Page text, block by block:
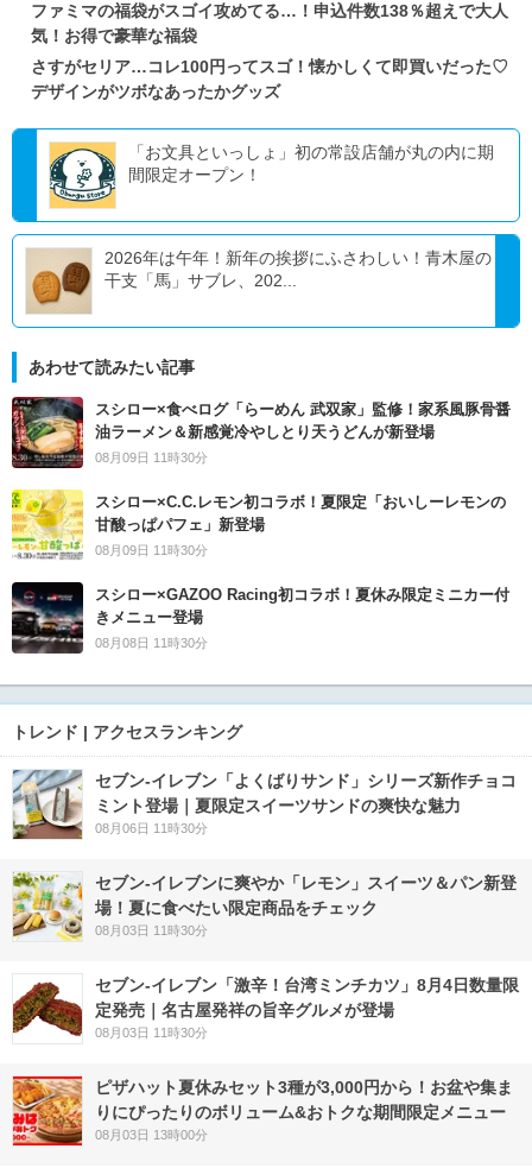
ファミマの福袋がスゴイ攻めてる…！申込件数138％超えで大人
気！お得で豪華な福袋
さすがセリア…コレ100円ってスゴ！懐かしくて即買いだった♡
デザインがツボなあったかグッズ
「お文具といっしょ」初の常設店舗が丸の内に期
間限定オープン！
2026年は午年！新年の挨拶にふさわしい！青木屋の
干支「馬」サブレ、202...
あわせて読みたい記事
スシロー×食べログ「らーめん 武双家」監修！家系風豚骨醤
油ラーメン＆新感覚冷やしとり天うどんが新登場
08月09日 11時30分
スシロー×C.C.レモン初コラボ！夏限定「おいしーレモンの
甘酸っぱパフェ」新登場
08月09日 11時30分
スシロー×GAZOO Racing初コラボ！夏休み限定ミニカー付
きメニュー登場
08月08日 11時30分
トレンド | アクセスランキング
セブン‐イレブン「よくばりサンド」シリーズ新作チョコ
ミント登場｜夏限定スイーツサンドの爽快な魅力
08月06日 11時30分
セブン‐イレブンに爽やか「レモン」スイーツ＆パン新登
場！夏に食べたい限定商品をチェック
08月03日 11時30分
セブン-イレブン「激辛！台湾ミンチカツ」8月4日数量限
定発売｜名古屋発祥の旨辛グルメが登場
08月03日 11時30分
ピザハット夏休みセット3種が3,000円から！お盆や集ま
りにぴったりのボリューム&おトクな期間限定メニュー
08月03日 13時00分